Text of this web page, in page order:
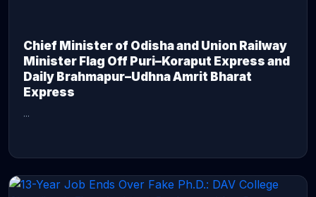
Chief Minister of Odisha and Union Railway
Minister Flag Off Puri–Koraput Express and
Daily Brahmapur–Udhna Amrit Bharat
Express
...